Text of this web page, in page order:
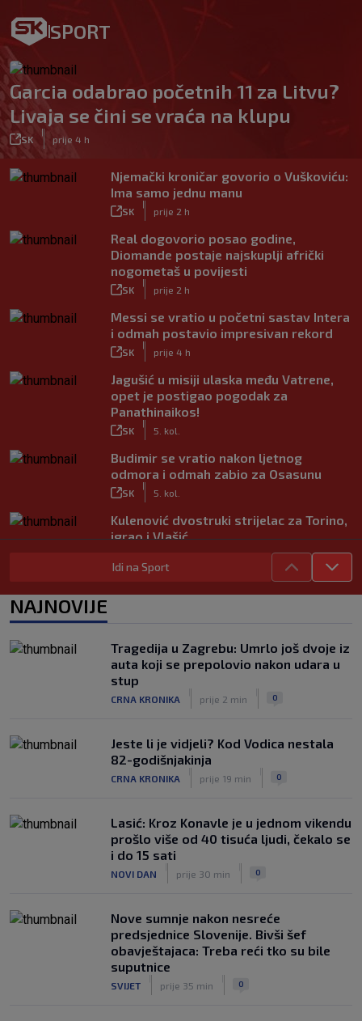
SPORT
Garcia odabrao početnih 11 za Litvu?
Livaja se čini se vraća na klupu
SK prije 4 h
Njemački kroničar govorio o Vuškoviću:
Ima samo jednu manu
SK prije 2 h
Real dogovorio posao godine,
Diomande postaje najskuplji afrički
nogometaš u povijesti
SK prije 2 h
Messi se vratio u početni sastav Intera
i odmah postavio impresivan rekord
SK prije 4 h
Jagušić u misiji ulaska među Vatrene,
opet je postigao pogodak za
Panathinaikos!
SK 5. kol.
Budimir se vratio nakon ljetnog
odmora i odmah zabio za Osasunu
SK 5. kol.
Kulenović dvostruki strijelac za Torino,
igrao i Vlašić
VIDEO / Modrić se vratio na teren!
Pogledajte ovacije publike i hrvatske
Tinejdžer iz Zimbabvea srušio bivšeg
trenera Hajduka, utakmica kasnila zbog
prometnog kaosa
|
Idi na Sport
NAJNOVIJE
Tragedija u Zagrebu: Umrlo još dvoje iz
auta koji se prepolovio nakon udara u
stup
CRNA KRONIKA prije 2 min 0
Jeste li je vidjeli? Kod Vodica nestala
82-godišnjakinja
CRNA KRONIKA prije 19 min 0
Lasić: Kroz Konavle je u jednom vikendu
prošlo više od 40 tisuća ljudi, čekalo se
i do 15 sati
NOVI DAN prije 30 min 0
Nove sumnje nakon nesreće
predsjednice Slovenije. Bivši šef
obavještajaca: Treba reći tko su bile
suputnice
SVIJET prije 35 min 0